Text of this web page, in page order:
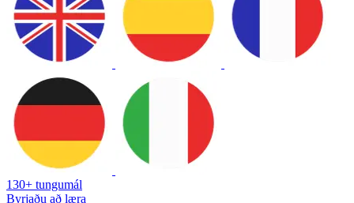
130+ tungumál
Byrjaðu að læra